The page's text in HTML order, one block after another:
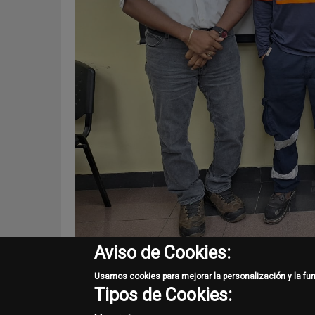
En COPAMA, creemos que la capacitación de
empleados como de la empresa en su conjunto. En
llevamos a cabo durante el año 2024, tanto para
Aviso de Cookies:
Usamos cookies para mejorar la personalización y la
Tipos de Cookies: